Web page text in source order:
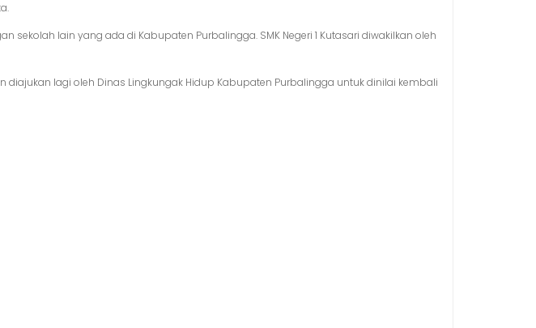
lain yang ada di Kabupaten Purbalingga. SMK Negeri 1 Kutasari diwakilkan oleh
lagi oleh Dinas Lingkungak Hidup Kabupaten Purbalingga untuk dinilai kembali